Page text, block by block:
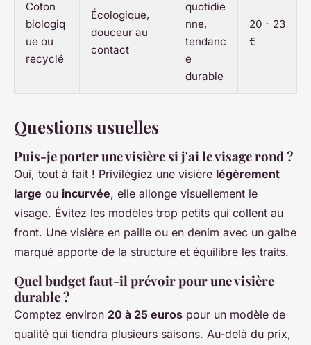
Coton
biologiq
ue ou
recyclé
Écologique,
douceur au
contact
quotidie
nne,
tendanc
e
durable
20 - 23
€
Questions usuelles
Puis-je porter une visière si j'ai le visage rond ?
Oui, tout à fait ! Privilégiez une visière légèrement
large ou incurvée, elle allonge visuellement le
visage. Évitez les modèles trop petits qui collent au
front. Une visière en paille ou en denim avec un galbe
marqué apporte de la structure et équilibre les traits.
Quel budget faut-il prévoir pour une visière
durable ?
Comptez environ 20 à 25 euros pour un modèle de
qualité qui tiendra plusieurs saisons. Au-delà du prix,